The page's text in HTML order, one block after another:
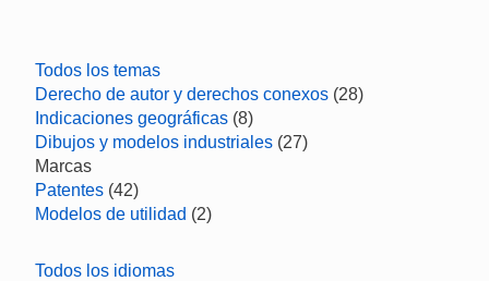
Todos los temas
Derecho de autor y derechos conexos (28)
Indicaciones geográficas (8)
Dibujos y modelos industriales (27)
Marcas
Patentes (42)
Modelos de utilidad (2)
Todos los idiomas